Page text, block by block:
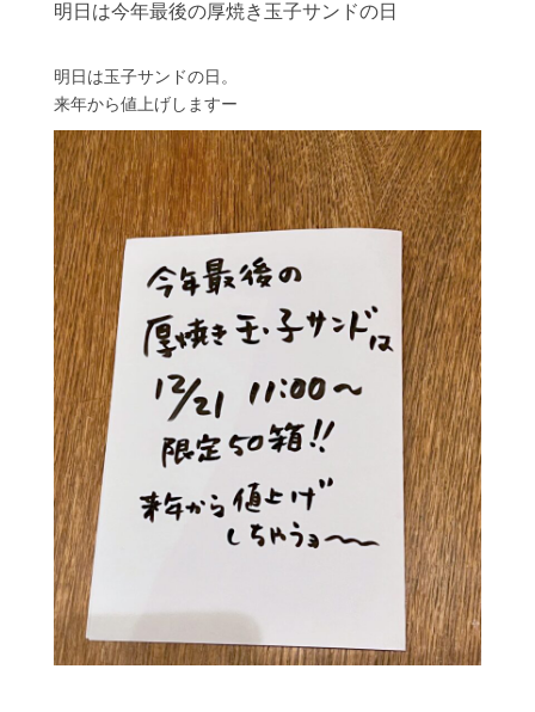
明日は今年最後の厚焼き玉子サンドの日
明日は玉子サンドの日。
来年から値上げしますー